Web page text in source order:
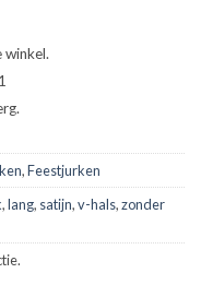
winkel.
,Feestjurken
,lang, satijn,v-hals,zonder